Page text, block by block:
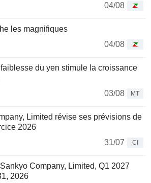
04/08
les magnifiques
04/08
du yen stimule la croissance
03/08
MT
Limited révise ses prévisions de
2026
31/07
CI
Company, Limited, Q1 2027
2026